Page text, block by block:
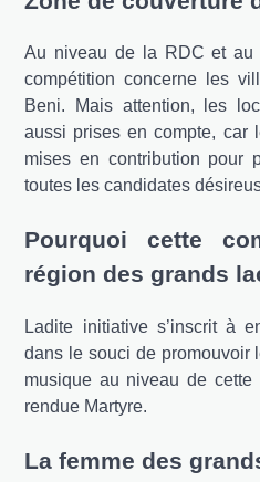
Au niveau de la RDC et au
compétition concerne les
Beni. Mais attention, les
aussi prises en compte, car
mises en contribution pour
toutes les candidates
Pourquoi cette
région des grands
Ladite initiative s’inscrit à
dans le souci de promouvoir
musique au niveau de
rendue Martyre.
La femme des